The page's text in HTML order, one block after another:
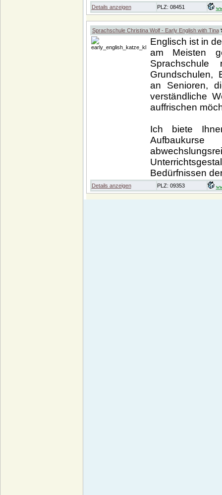
Details anzeigen PLZ: 08451
Sprachschule Christina Wolf - Early English with Tina
Englisch ist in
am Meisten
Grundschulen,
an Senioren,
verständliche
auffrischen
Ich biete
Bedürfnissen
Details anzeigen PLZ: 09353